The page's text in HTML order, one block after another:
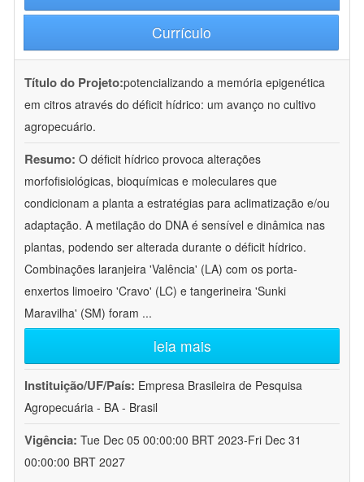
Currículo
Título do Projeto:potencializando a memória epigenética
em citros através do déficit hídrico: um avanço no cultivo
agropecuário.
Resumo: O déficit hídrico provoca alterações
morfofisiológicas, bioquímicas e moleculares que
condicionam a planta a estratégias para aclimatização e/ou
adaptação. A metilação do DNA é sensível e dinâmica nas
plantas, podendo ser alterada durante o déficit hídrico.
Combinações laranjeira 'Valência' (LA) com os porta-
enxertos limoeiro 'Cravo' (LC) e tangerineira 'Sunki
Maravilha' (SM) foram ...
leia mais
Instituição/UF/País: Empresa Brasileira de Pesquisa
Agropecuária - BA - Brasil
Vigência: Tue Dec 05 00:00:00 BRT 2023-Fri Dec 31
00:00:00 BRT 2027